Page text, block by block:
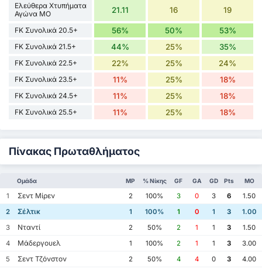
Ελεύθερα Χτυπήματα
Αγώνα ΜΟ
21.11 16 19
FK Συνολικά 20.5+ 56% 50% 53%
FK Συνολικά 21.5+ 44% 25% 35%
FK Συνολικά 22.5+ 22% 25% 24%
FK Συνολικά 23.5+ 11% 25% 18%
FK Συνολικά 24.5+ 11% 25% 18%
FK Συνολικά 25.5+ 11% 25% 18%
Πίνακας Πρωταθλήματος
Ομάδα MP % Νίκης GF GA GD Pts ΜΟ
1 Σεντ Μίρεν 2 100% 3 0 3 6
1.50
2
Σέλτικ 1 100% 1 0 1 3
1.00
3
Νταντί 2 50% 2 1 1 3
1.50
4
Μάδεργουελ 1 100% 2 1 1 3
3.00
5
Σεντ Τζόνστον 2 50% 4 4 0 3
4.00